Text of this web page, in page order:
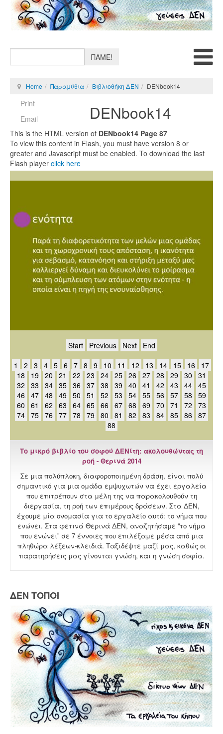
ΠΑΜΕ!
Home Παραμύθια Βιβλιοθήκη ΔΕΝ DENbook14
Print
Email
DENbook14
This is the HTML version of DENbook14 Page 87
To view this content in Flash, you must have version 8 or
greater and Javascript must be enabled. To download the last
Flash player click here
Start Previous Next
End
1
2 3 4 5 6 7 8 9 10 11 12 13 14 15 16
17
18
19 20 21 22 23 24 25 26 27 28 29 30
31
32
33 34 35 36 37 38 39 40 41 42 43 44 45
46
47 48 49 50 51 52 53 54 55 56 57 58
59
60
61 62 63 64 65 66 67 68 69 70 71 72
73
74 75 76 77 78 79 80 81 82 83 84 85 86
87
88
Το μικρό βιβλίο του σοφού ΔΕΝίτη: ακολουθώντας τη
ροή - Θερινά 2014
Σε μια πολύπλοκη, διαφοροποιημένη δράση, είναι πολύ
σημαντικό για μια ομάδα εμψυχωτών να έχει εργαλεία
που επιτρέπουν στα μέλη της να παρακολουθούν τη
διεργασία, τη ροή των επιμέρους δράσεων. Στα ΔΕΝ,
έχουμε μία ονομασία για το εργαλείο αυτό: το νήμα που
ενώνει. Στα φετινά Θερινά ΔΕΝ, αναζητήσαμε “το νήμα
που ενώνει” σε 7 έννοιες που επιλέξαμε μέσα από μια
πληθώρα λέξεων-κλειδιά. Ταξιδέψτε μαζί μας, καθώς οι
παρατηρήσεις μας γίνονται γνώση, και η γνώση σοφία.
ΔΕΝ ΤΟΠΟΙ